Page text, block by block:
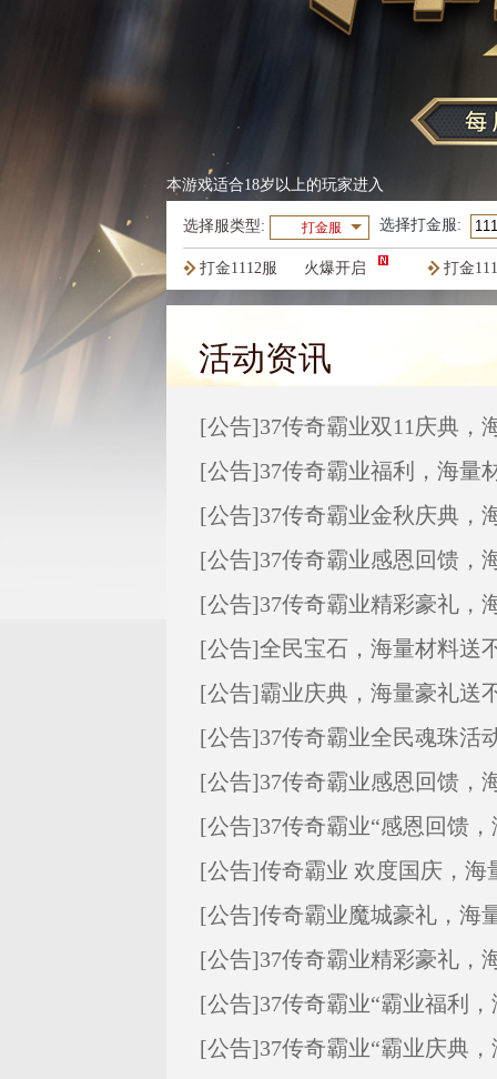
本游戏适合18岁以上的玩家进入
选择服类型: 打金服 选择打金服:
火爆开启
打金1112服 打金
火爆开启
打金1109服 打金
活动资讯
[公告]37传奇霸业双11庆典，
[公告]37传奇霸业福利，海量
[公告]37传奇霸业金秋庆典，
[公告]37传奇霸业感恩回馈，
[公告]37传奇霸业精彩豪礼，
[公告]全民宝石，海量材料送
[公告]霸业庆典，海量豪礼送
[公告]37传奇霸业全民魂珠活
[公告]37传奇霸业感恩回馈，
[公告]37传奇霸业“感恩回馈
[公告]传奇霸业 欢度国庆，海
[公告]传奇霸业魔城豪礼，海
[公告]37传奇霸业精彩豪礼，
[公告]37传奇霸业“霸业福利
[公告]37传奇霸业“霸业庆典